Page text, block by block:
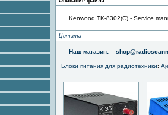
Kenwood TK-8302(C) - Service
Цитата
Наш магазин:
Блоки питания для радиотехники: